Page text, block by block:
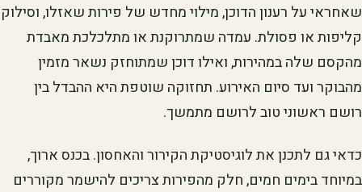
שאחראי על רענון הדוכן, מילוי מחדש של פירות שאזלו, וסילוק
קליפות או פסולת. עמדה שמתרוקנת או מתלכלכת מאבדת
מהקסם שלה במהירות, ואילו דוכן שמתוחזק נשאר מזמין
מהבוקר ועד סיום האירוע. תחזוקה שוטפת היא ההבדל בין
רושם ראשוני טוב לרושם מתמשך.
כדאי גם לתכנן את לוגיסטיקת הקירור והאחסון. בכנס ארוך,
במיוחד בימים חמים, חלק מהפירות צריכים להישמר מקוררים